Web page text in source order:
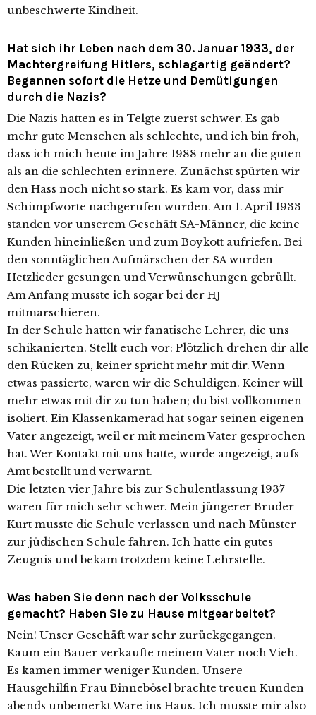
unbe­schwer­te Kindheit.
Hat sich ihr Leben nach dem 30. Januar 1933, der
Machtergreifung Hitlers, schlagartig geändert?
Begannen sofort die Hetze und Demütigungen
durch die Nazis?
Die Nazis hat­ten es in Telgte zuerst schwer. Es gab
mehr gute Menschen als schlech­te, und ich bin froh,
dass ich mich heu­te im Jahre 1988 mehr an die guten
als an die schlech­ten erin­ne­re. Zunächst spür­ten wir
den Hass noch nicht so stark. Es kam vor, dass mir
Schimpfworte nach­ge­ru­fen wur­den. Am 1. April 1933
stan­den vor unse­rem Geschäft SA-Männer, die kei­ne
Kunden hin­ein­lie­ßen und zum Boykott auf­rie­fen. Bei
den sonn­täg­li­chen Aufmärschen der SA wur­den
Hetzlieder gesun­gen und Verwünschungen gebrüllt.
Am Anfang muss­te ich sogar bei der HJ
mitmarschieren.
In der Schule hat­ten wir fana­ti­sche Lehrer, die uns
schi­ka­nier­ten. Stellt euch vor: Plötzlich dre­hen dir alle
den Rücken zu, kei­ner spricht mehr mit dir. Wenn
etwas pas­sier­te, waren wir die Schuldigen. Keiner will
mehr etwas mit dir zu tun haben; du bist voll­kom­men
iso­liert. Ein Klassenkamerad hat sogar sei­nen eige­nen
Vater ange­zeigt, weil er mit mei­nem Vater gespro­chen
hat. Wer Kontakt mit uns hat­te, wur­de ange­zeigt, aufs
Amt bestellt und verwarnt.
Die letz­ten vier Jahre bis zur Schulentlassung 1937
waren für mich sehr schwer. Mein jün­ge­rer Bruder
Kurt muss­te die Schule ver­las­sen und nach Münster
zur jüdi­schen Schule fah­ren. Ich hat­te ein gutes
Zeugnis und bekam trotz­dem kei­ne Lehrstelle.
Was haben Sie denn nach der Volksschule
gemacht? Haben Sie zu Hause mitgearbeitet?
Nein! Unser Geschäft war sehr zurück­ge­gan­gen.
Kaum ein Bauer ver­kauf­te mei­nem Vater noch Vieh.
Es kamen immer weni­ger Kunden. Unsere
Hausgehilfin Frau Binnebösel brach­te treu­en Kunden
abends unbe­merkt Ware ins Haus. Ich muss­te mir also